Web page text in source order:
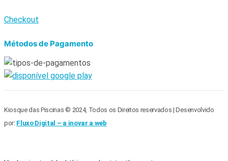
Checkout
Métodos de Pagamento
Kiosque das Piscinas © 2024, Todos os Direitos reservados | Desenvolvido
por: Fluxo Digital – a inovar a web